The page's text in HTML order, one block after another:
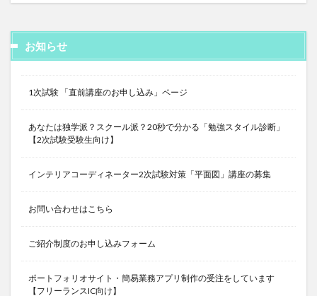
お知らせ
1次試験 「直前講座のお申し込み」ページ
あなたは独学派？スクール派？20秒で分かる「勉強スタイル診断」
【2次試験受験生向け】
インテリアコーディネーター2次試験対策「平面図」講座の募集
お問い合わせはこちら
ご紹介制度のお申し込みフォーム
ポートフォリオサイト・簡易業務アプリ制作の受注をしています
【フリーランスIC向け】